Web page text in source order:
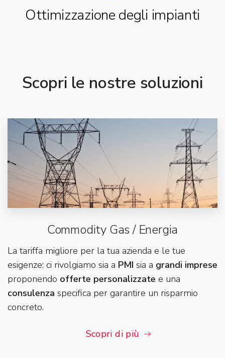
Ottimizzazione degli impianti
Scopri le nostre soluzioni
Commodity Gas / Energia
La tariffa migliore per la tua azienda e le tue
esigenze: ci rivolgiamo sia a PMI sia a grandi imprese
proponendo offerte personalizzate e una
consulenza specifica per garantire un risparmio
concreto.
Scopri di più